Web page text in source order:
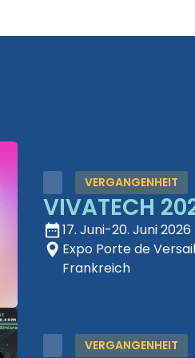
VERGANGENHEIT
VIVATECH
17. Juni-20. Juni 2026
Expo Porte de
Frankreich
VERGANGENHEIT